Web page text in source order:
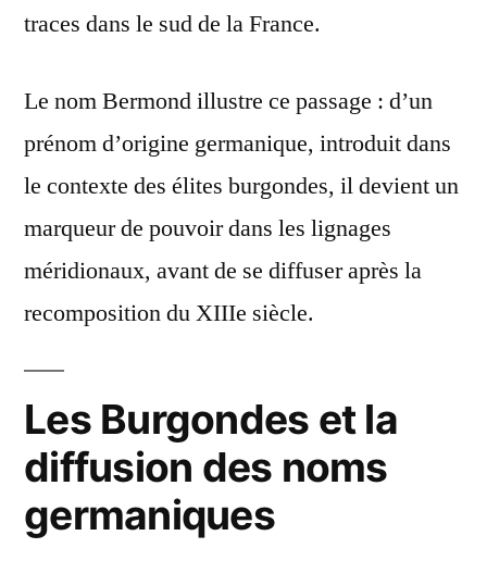
traces dans le sud de la France.
Le nom Bermond illustre ce passage : d’un
prénom d’origine germanique, introduit dans
le contexte des élites burgondes, il devient un
marqueur de pouvoir dans les lignages
méridionaux, avant de se diffuser après la
recomposition du XIIIe siècle.
Les Burgondes et la
diffusion des noms
germaniques